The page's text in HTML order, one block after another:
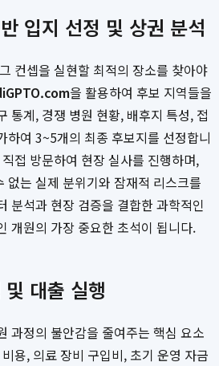
입지 선정 및 상권 분석
컨셉을 실현할 최적의 장소를 찾아야
을 활용하여 후보 지역들을
통계, 경쟁 병원 현황, 배후지 특성, 접
하여 3~5개의 최종 후보지를 선정합니
접 방문하여 현장 실사를 진행하며,
없는 실제 분위기와 잠재적 리스크를
분석과 현장 검증을 결합한 과학적인
개원의 가장 중요한 초석이 됩니다.
대출 실행
과정의 불안감을 줄여주는 핵심 요소
용, 의료 장비 구입비, 초기 운영 자금